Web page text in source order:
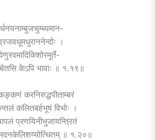
।
चेतसि केऽपि भावाः ॥ १.१९॥
करनिरुद्धपीताम्बरं
कलितबर्हभूषं विभोः ।
प्रणयिनीभुजायन्त्रितं
॥ १.२०॥